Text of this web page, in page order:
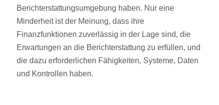
Berichterstattungsumgebung haben. Nur eine
Minderheit ist der Meinung, dass ihre
Finanzfunktionen zuverlässig in der Lage sind, die
Erwartungen an die Berichterstattung zu erfüllen, und
die dazu erforderlichen Fähigkeiten, Systeme, Daten
und Kontrollen haben.